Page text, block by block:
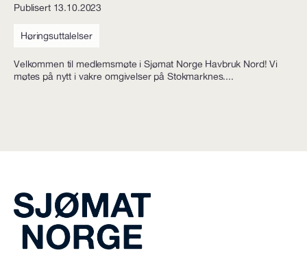
Publisert 13.10.2023
Høringsuttalelser
Velkommen til medlemsmøte i Sjømat Norge Havbruk Nord! Vi
møtes på nytt i vakre omgivelser på Stokmarknes....